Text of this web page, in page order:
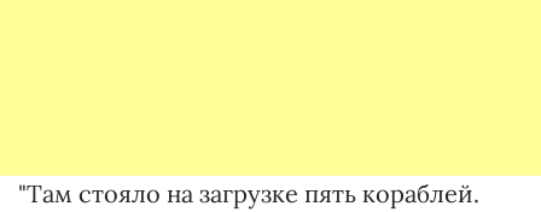
"Там стояло на загрузке пять кораблей.